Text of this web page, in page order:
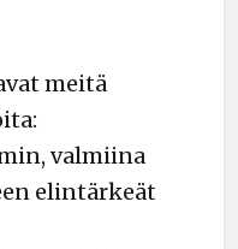
meitä
valmiina
elintärkeät